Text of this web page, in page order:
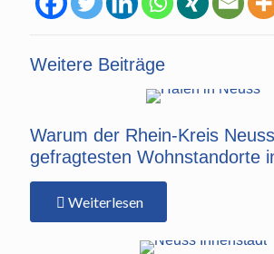
Weitere Beiträge
Warum der Rhein-Kreis
gefragtesten Wohnstandorte
Weiterlesen